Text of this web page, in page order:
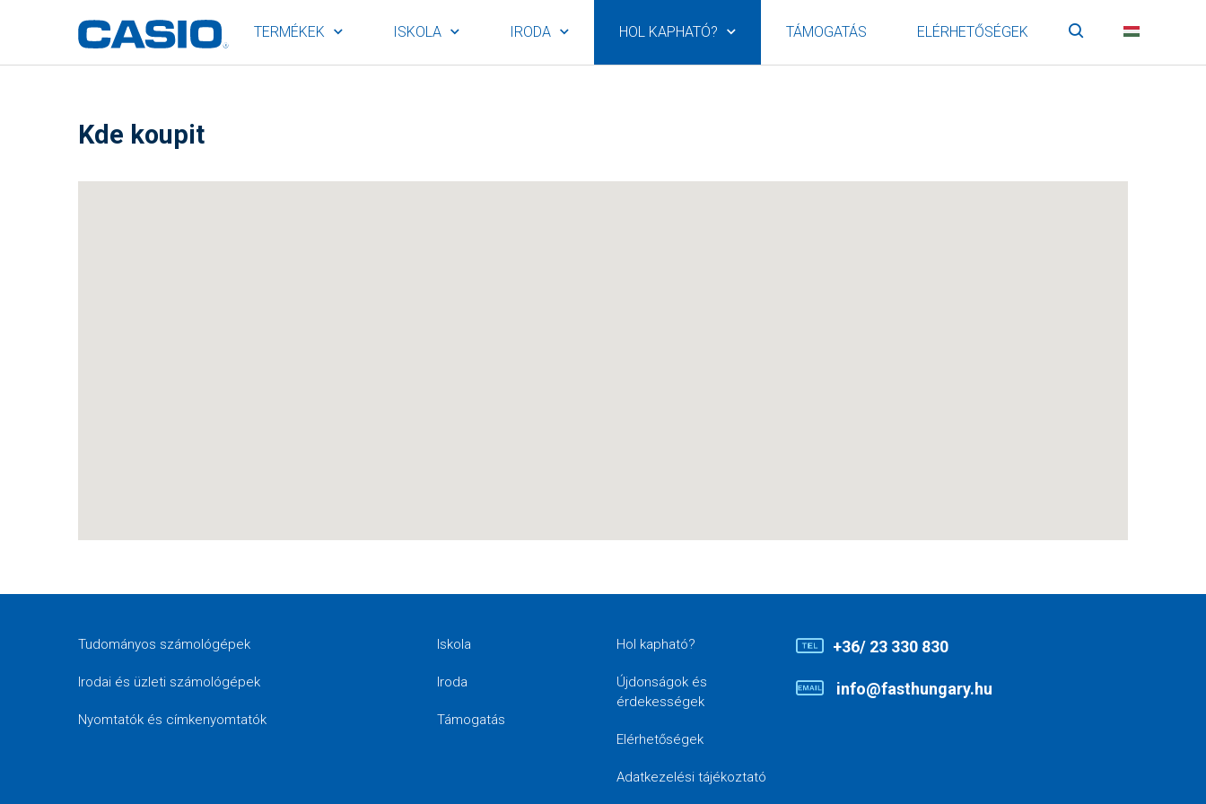
TERMÉKEK ISKOLA IRODA HOL KAPHATÓ? TÁMOGATÁS ELÉRHETŐSÉGEK Keresés
Kde koupit
Tudományos számológépek
Irodai és üzleti számológépek
Nyomtatók és címkenyomtatók
Iskola
Iroda
Támogatás
Hol kapható?
Újdonságok és
érdekességek
Elérhetőségek
Adatkezelési tájékoztató
+36/ 23 330 830
info@fasthungary.hu